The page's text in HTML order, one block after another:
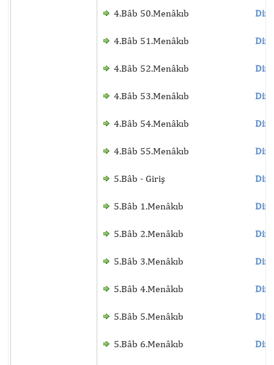
4.Bâb 50.Menâkıb
4.Bâb 51.Menâkıb
4.Bâb 52.Menâkıb
4.Bâb 53.Menâkıb
4.Bâb 54.Menâkıb
4.Bâb 55.Menâkıb
5.Bâb - Giriş
5.Bâb 1.Menâkıb
5.Bâb 2.Menâkıb
5.Bâb 3.Menâkıb
5.Bâb 4.Menâkıb
5.Bâb 5.Menâkıb
5.Bâb 6.Menâkıb